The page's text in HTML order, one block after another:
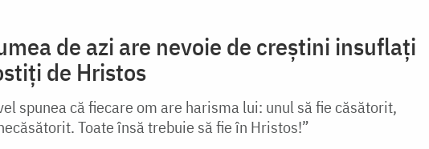
de azi are nevoie de creștini insuflați
de Hristos
spunea că fiecare om are harisma lui: unul să fie căsătorit,
Toate însă trebuie să fie în Hristos!”